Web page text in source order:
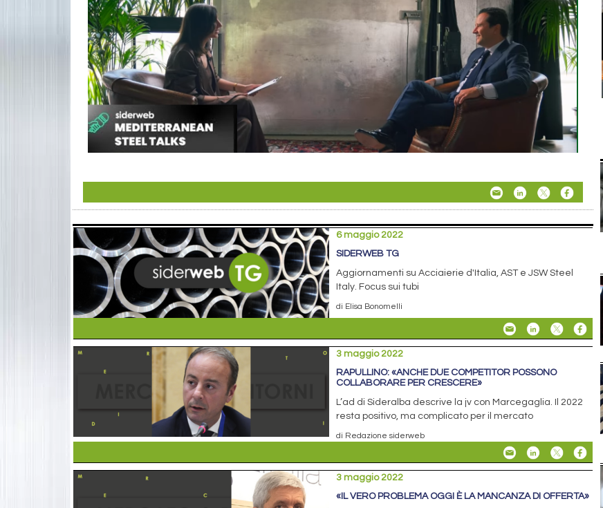
6 maggio 2022
SIDERWEB TG
Aggiornamenti su Acciaierie d'Italia, AST e JSW Steel
Italy. Focus sui tubi
di Elisa Bonomelli
3 maggio 2022
RAPULLINO: «ANCHE DUE COMPETITOR POSSONO
COLLABORARE PER CRESCERE»
L’ad di Sideralba descrive la jv con Marcegaglia. Il 2022
resta positivo, ma complicato per il mercato
di Redazione siderweb
3 maggio 2022
«IL VERO PROBLEMA OGGI È LA MANCANZA DI OFFERTA»